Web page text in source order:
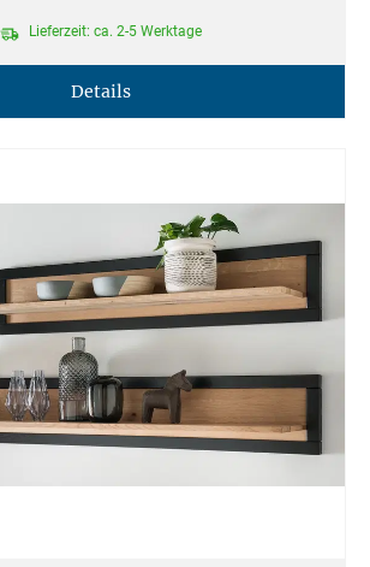
Lieferzeit: ca. 2-5 Werktage
Details